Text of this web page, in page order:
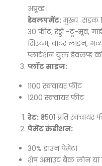
अप्रूव्ड।
डेवलपमेंट:मुख्य सड़क
30 फीट, रेड्डी -टू-मूव,
सिस्टम, वाटर लाइन,
प्लांटेशन युक्त डेवलप्ड
प्लॉट साइज:
1100 स्क्वायर फीट
1200 स्क्वायर फीट
रेट: ₹3501 प्रति स्क्वायर
पेमेंट कंडीशन:
30% डाउन पेमेंट।
शेष अमाउंट बैंक लोन या